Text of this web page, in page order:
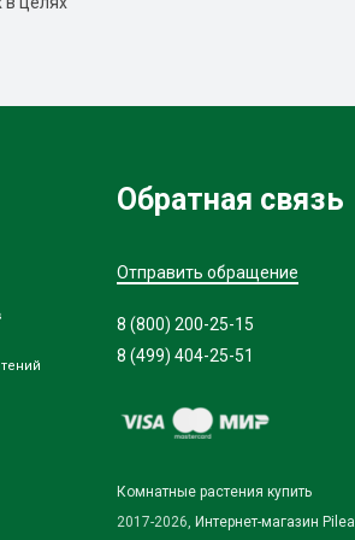
Обратная связь
Отправить обращение
8 (800) 200-25-15
8 (499) 404-25-51
Комнатные растения купить
2017-2026, Интернет-магазин Pilea